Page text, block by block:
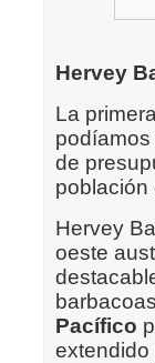
Hervey
La
de
población
Hervey
oeste
Pacífico
extendido